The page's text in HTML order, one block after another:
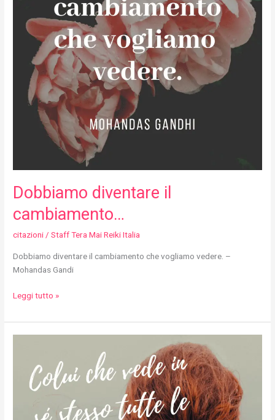
Dobbiamo diventare il
cambiamento…
citazioni /Staff Tera Mai Reiki Italia
Dobbiamo diventare il cambiamento che vogliamo vedere. –
Mohandas Gandi
Leggi tutto »
Vede…